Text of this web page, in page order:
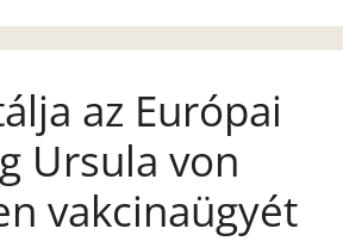
az Európai
Ursula von
vakcinaügyét